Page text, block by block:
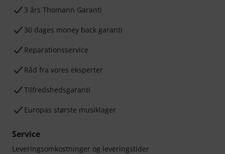
3 års Thomann Garanti
30 dages money back garanti
Reparationsservice
Råd fra vores eksperter
Tilfredshedsgaranti
Europas største musiklager
Service
Leveringsomkostninger og leveringstider